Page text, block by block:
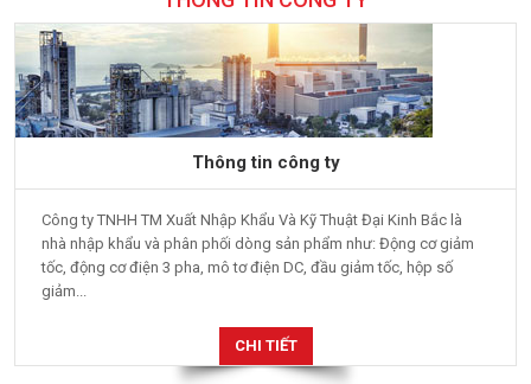
Thông tin công ty
Công ty TNHH TM Xuất Nhập Khẩu Và Kỹ Thuật Đại Kinh Bắc là
nhà nhập khẩu và phân phối dòng sản phẩm như: Động cơ giảm
tốc, động cơ điện 3 pha, mô tơ điện DC, đầu giảm tốc, hộp số
giảm...
CHI TIẾT